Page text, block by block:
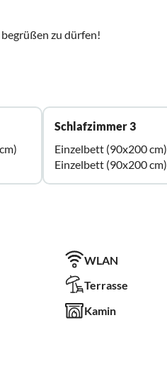
zu dürfen!
Schlafzimmer 3
Einzelbett (90x200 cm)
Einzelbett (90x200 cm)
WLAN
Terrasse
Kamin